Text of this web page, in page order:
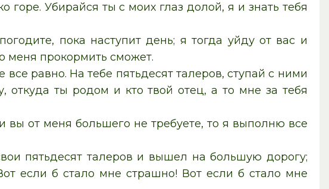
горе. Убирайся ты с моих глаз долой, я и знать тебя
пока наступит день; я тогда уйду от вас и
меня прокормить сможет.
равно. На тебе пятьдесят талеров, ступай с ними
откуда ты родом и кто твой отец, а то мне за тебя
от меня большего не требуете, то я выполню все
пятьдесят талеров и вышел на большую дорогу;
если б стало мне страшно! Вот если б стало мне